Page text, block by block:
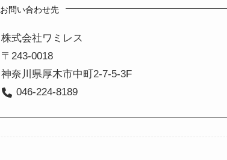
お問い合わせ先
株式会社ワミレス
〒243-0018
神奈川県厚木市中町2-7-5-3F
046-224-8189